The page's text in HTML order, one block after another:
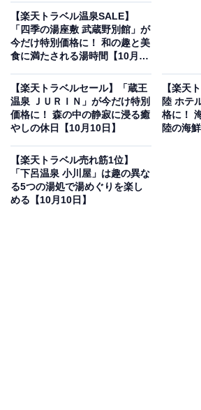
可能です。
楽天トラベルでホテル
【楽天トラベル温泉SALE】
「四季の湯座敷 武蔵野別館」が
今だけ特別価格に！ 和の趣と美
食に満たされる湯時間【10月10
【楽天トラベルセール】「蔵王
温泉 ＪＵＲＩＮ」が今だけ特別
価格に！ 森の中の静寂に浸る癒
やしの休日【10月10日】
【楽天
陸 ホテ
格に！
陸の海
【楽天トラベル売れ筋1位】
「下呂温泉 小川屋」は趣の異な
る5つの湯処で湯めぐりを楽し
める【10月10日】